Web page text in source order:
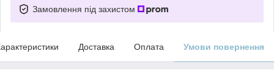
Замовлення під захистом
Доставка Оплата Умови повернення